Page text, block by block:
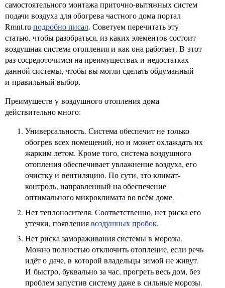
самостоятельного монтажа приточно-вытяжных систем
подачи воздуха для обогрева частного дома портал
Rmnt.ru подробно писал. Советуем перечитать эту
статью, чтобы разобраться, из каких элементов состоит
воздушная система отопления и как она работает. В этот
раз сосредоточимся на преимуществах и недостатках
данной системы, чтобы вы могли сделать обдуманный
и правильный выбор.
Преимуществ у воздушного отопления дома
действительно много:
Универсальность. Система обеспечит не только
обогрев всех помещений, но и может охлаждать их
жарким летом. Кроме того, система воздушного
отопления обеспечивает увлажнение воздуха, его
очистку и вентиляцию. По сути, это климат-
контроль, направленный на обеспечение
оптимального микроклимата во всём доме.
Нет теплоносителя. Соответственно, нет риска его
утечки, появлениявоздушных пробок.
Нет риска замораживания системы в морозы.
Можно полностью отключить отопление, если речь
идёт о даче, в которой владельцы зимой не живут.
И быстро, буквально за час, прогреть весь дом, без
проблем запустив систему даже в сильные морозы.